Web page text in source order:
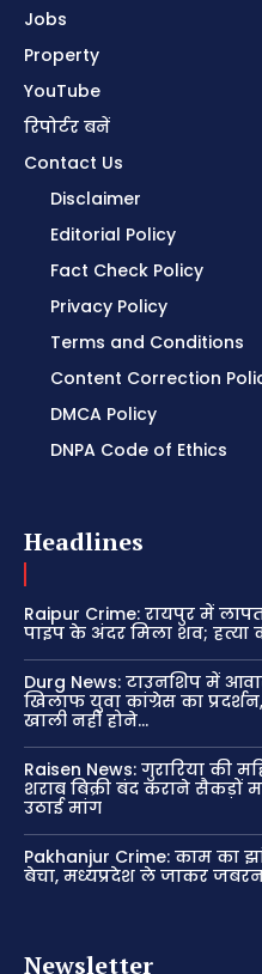
Jobs
Property
YouTube
रिपोर्टर बनें
Contact Us
Disclaimer
Editorial Policy
Fact Check Policy
Privacy Policy
Terms and Conditions
Content Correction
DMCA Policy
DNPA Code of Ethics
Headlines
Raipur Crime: रायपुर में
पाइप के अंदर मिला शव;
Durg News: टाउनशिप में
खिलाफ युवा कांग्रेस का
खाली नहीं होने...
Raisen News: गुरारिया की
शराब बिक्री बंद कराने सैकड़ों
उठाई मांग
Pakhanjur Crime: काम का
बेचा, मध्यप्रदेश ले जाकर जबरन
Newsletter